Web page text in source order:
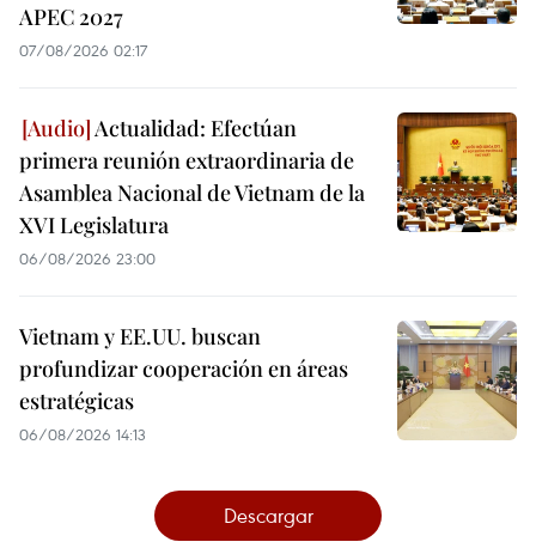
APEC 2027
07/08/2026 02:17
Actualidad: Efectúan
primera reunión extraordinaria de
Asamblea Nacional de Vietnam de la
XVI Legislatura
06/08/2026 23:00
Vietnam y EE.UU. buscan
profundizar cooperación en áreas
estratégicas
06/08/2026 14:13
Descargar